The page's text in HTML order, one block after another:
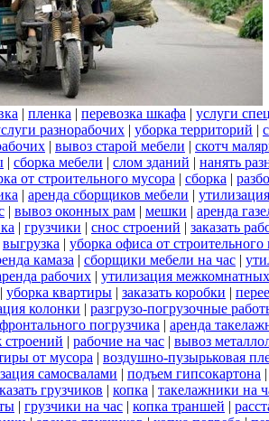
| пленка | перевозка шкафа | услуги
разнорабочих | уборка территорий |
| вывоз старой мебели | скотч
| сборка мебели | слом зданий | нанять
от строительного мусора | сборка |
| аренда сборщиков мебели |
| вывоз оконных рам | мешки | аренда
| грузчики | снос строений | заказать
выгрузка | уборка офиса от строительного
камаза | сборщики мебели на час |
рабочих | утилизация
| уборка квартиры | заказать коробки |
колонки | разгрузо-погрузочные
погрузчика | аренда
| рабочие на час | вывоз
от мусора | воздушно-пузырьковая
самосвалами | подъем гипсокартона |
грузчиков | копка | такелажники на
| грузчики на час | копка траншей |